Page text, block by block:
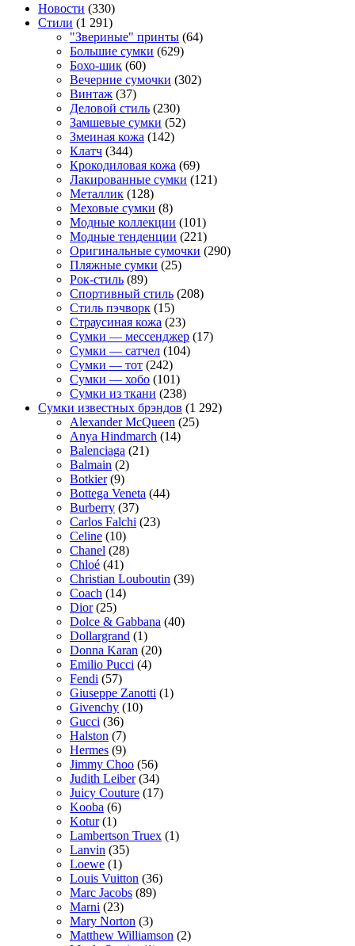
Новости (330)
Стили (1 291)
"Звериные" принты (64)
Большие сумки (629)
Бохо-шик (60)
Вечерние сумочки (302)
Винтаж (37)
Деловой стиль (230)
Замшевые сумки (52)
Змеиная кожа (142)
Клатч (344)
Крокодиловая кожа (69)
Лакированные сумки (121)
Металлик (128)
Меховые сумки (8)
Модные коллекции (101)
Модные тенденции (221)
Оригинальные сумочки (290)
Пляжные сумки (25)
Рок-стиль (89)
Спортивный стиль (208)
Стиль пэчворк (15)
Страусиная кожа (23)
Сумки — мессенджер (17)
Сумки — сатчел (104)
Сумки — тот (242)
Сумки — хобо (101)
Сумки из ткани (238)
Сумки известных брэндов (1 292)
Alexander McQueen (25)
Anya Hindmarch (14)
Balenciaga (21)
Balmain (2)
Botkier(9)
Bottega Veneta (44)
Burberry (37)
Carlos Falchi (23)
Celine (10)
Chanel (28)
Chloé (41)
Christian Louboutin (39)
Coach (14)
Dior(25)
Dolce & Gabbana (40)
Dollargrand (1)
Donna Karan (20)
Emilio Pucci (4)
Fendi (57)
Giuseppe Zanotti (1)
Givenchy (10)
Gucci (36)
Halston (7)
Hermes (9)
Jimmy Choo (56)
Judith Leiber(34)
Juicy Couture (17)
Kooba (6)
Kotur(1)
Lambertson Truex (1)
Lanvin (35)
Loewe (1)
Louis Vuitton (36)
Marc Jacobs (89)
Marni (23)
Mary Norton (3)
Matthew Williamson (2)